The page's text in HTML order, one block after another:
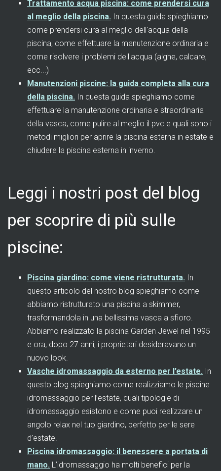
Trattamento acqua piscina: come prendersi cura
al meglio della piscina. In questa guida spieghiamo
come prendersi cura al meglio dell'acqua della
piscina, come effettuare la manutenzione ordinaria e
come risolvere i problemi dell'acqua (alghe, calcare,
ecc...)
Manutenzioni piscine: la guida completa alla cura
della piscina. In questa guida spieghiamo come
effettuare la manutenzione ordinaria e straordinaria
della vasca, come pulire al meglio il pvc e quali sono i
metodi migliori per aprire la piscina esterna in estate e
chiudere la piscina esterna in inverno.
Leggi i nostri post del blog
per scoprire di più sulle
piscine:
Piscina giardino: come viene ristrutturata. In
questo articolo del nostro blog spieghiamo come
abbiamo ristrutturato una piscina a skimmer,
trasformandola in una bellissima vasca a sfioro.
Abbiamo realizzato la piscina Garden Jewel nel 1995
e ora, dopo 27 anni, i proprietari desideravano un
nuovo look.
Vasche idromassaggio da esterno per l’estate. In
questo blog spieghiamo come realizziamo le piscine
idromassaggio per l’estate, quali tipologie di
idromassaggio esistono e come puoi realizzare un
angolo relax nel tuo giardino, perfetto per le sere
d’estate.
Piscina idromassaggio: il benessere a portata di
mano. L’idromassaggio ha molti benefici per la